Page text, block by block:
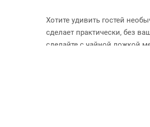
Хотите удивить гостей
сделает практически, без
сделайте с чайной ложкой